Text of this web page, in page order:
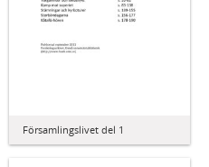
Församlingslivet del 1